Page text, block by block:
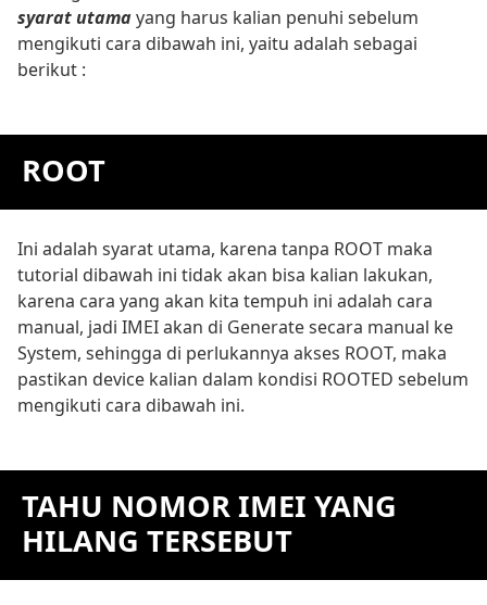
syarat utamayang harus kalian penuhi sebelum
mengikuti cara dibawah ini, yaitu adalah sebagai
berikut :
ROOT
Ini adalah syarat utama, karena tanpa ROOT maka
tutorial dibawah ini tidak akan bisa kalian lakukan,
karena cara yang akan kita tempuh ini adalah cara
manual, jadi IMEI akan di Generate secara manual ke
System, sehingga di perlukannya akses ROOT, maka
pastikan device kalian dalam kondisi ROOTED sebelum
mengikuti cara dibawah ini.
TAHU NOMOR IMEI YANG
HILANG TERSEBUT